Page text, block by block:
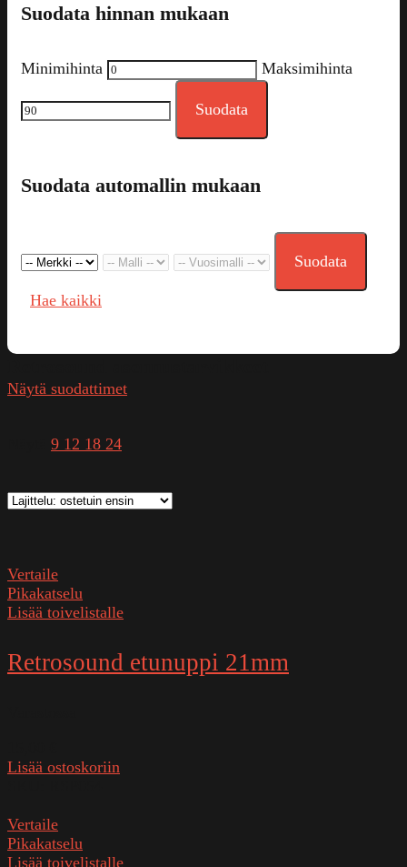
Suodata hinnan mukaan
Minimihinta Maksimihinta
Suodata
Suodata automallin mukaan
Suodata
Hae kaikki
Näytä suodattimet
9 12 18 24
Vertaile
Pikakatselu
Lisää toivelistalle
Retrosound etunuppi 21mm
Lisää ostoskoriin
Vertaile
Pikakatselu
Lisää toivelistalle